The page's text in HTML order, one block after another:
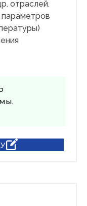
отраслей.